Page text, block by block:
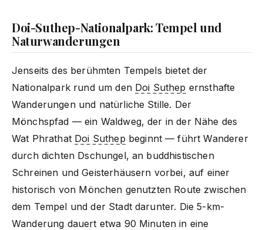
Doi-Suthep-Nationalpark: Tempel und
Naturwanderungen
Jenseits des berühmten Tempels bietet der
Nationalpark rund um den Doi Suthep ernsthafte
Wanderungen und natürliche Stille. Der
Mönchspfad — ein Waldweg, der in der Nähe des
Wat Phrathat Doi Suthep beginnt — führt Wanderer
durch dichten Dschungel, an buddhistischen
Schreinen und Geisterhäusern vorbei, auf einer
historisch von Mönchen genutzten Route zwischen
dem Tempel und der Stadt darunter. Die 5-km-
Wanderung dauert etwa 90 Minuten in eine